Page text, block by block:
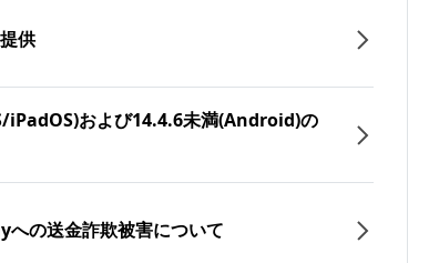
供
iPadOS)および14.4.6未満(Android)の
の送金詐欺被害について